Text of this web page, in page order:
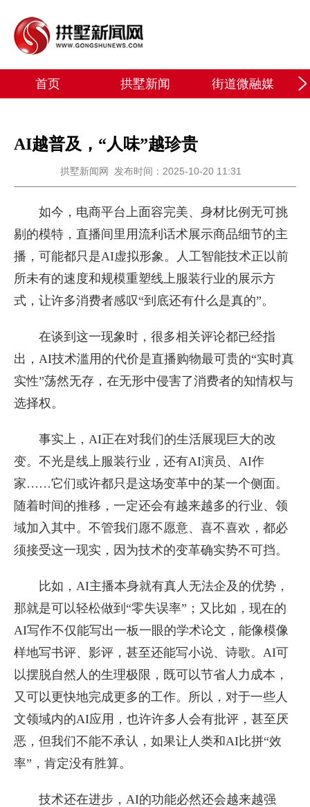
首页 拱墅新闻 街道微融媒
AI越普及，“人味”越珍贵
拱墅新闻网 发布时间：2025-10-20 11:31
如今，电商平台上面容完美、身材比例无可挑
剔的模特，直播间里用流利话术展示商品细节的主
播，可能都只是AI虚拟形象。人工智能技术正以前
所未有的速度和规模重塑线上服装行业的展示方
式，让许多消费者感叹“到底还有什么是真的”。
在谈到这一现象时，很多相关评论都已经指
出，AI技术滥用的代价是直播购物最可贵的“实时真
实性”荡然无存，在无形中侵害了消费者的知情权与
选择权。
事实上，AI正在对我们的生活展现巨大的改
变。不光是线上服装行业，还有AI演员、AI作
家……它们或许都只是这场变革中的某一个侧面。
随着时间的推移，一定还会有越来越多的行业、领
域加入其中。不管我们愿不愿意、喜不喜欢，都必
须接受这一现实，因为技术的变革确实势不可挡。
比如，AI主播本身就有真人无法企及的优势，
那就是可以轻松做到“零失误率”；又比如，现在的
AI写作不仅能写出一板一眼的学术论文，能像模像
样地写书评、影评，甚至还能写小说、诗歌。AI可
以摆脱自然人的生理极限，既可以节省人力成本，
又可以更快地完成更多的工作。所以，对于一些人
文领域内的AI应用，也许许多人会有批评，甚至厌
恶，但我们不能不承认，如果让人类和AI比拼“效
率”，肯定没有胜算。
技术还在进步，AI的功能必然还会越来越强